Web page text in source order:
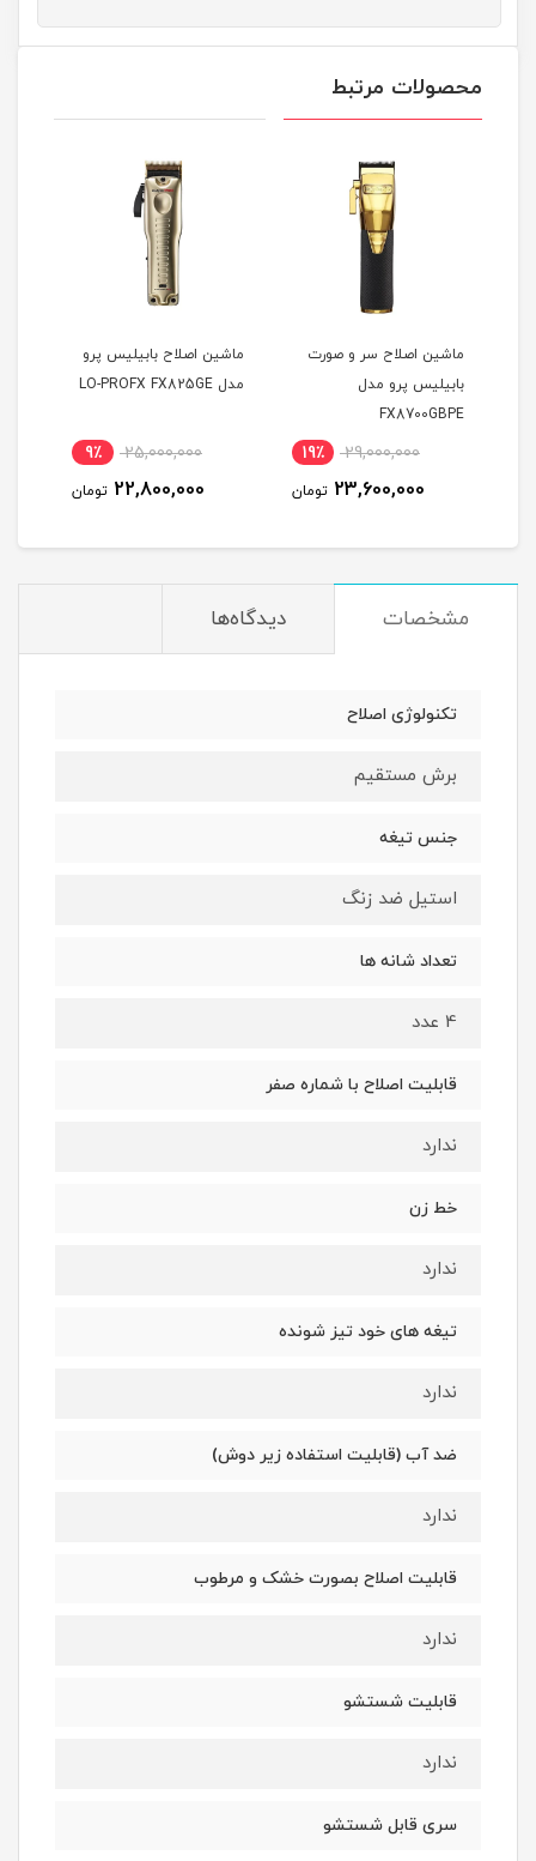
محصولات مرتبط
ماشین اصلاح سر و صورت
بابیلیس پرو مدل
FX8700GBPE
29,000,000 19٪
23,600,000 تومان
ماشین اصلاح بابیلیس پرو
مدل LO-PROFX FX825GE
25,000,000 9٪
22,800,000 تومان
مشخصات دیدگاه‌ها
تکنولوژی اصلاح
برش مستقیم
جنس تیغه
استیل ضد زنگ
تعداد شانه ها
4 عدد
قابلیت اصلاح با شماره صفر
ندارد
خط زن
ندارد
تیغه های خود تیز شونده
ندارد
ضد آب (قابلیت استفاده زیر دوش)
ندارد
قابلیت اصلاح بصورت خشک و مرطوب
ندارد
قابلیت شستشو
ندارد
سری قابل شستشو